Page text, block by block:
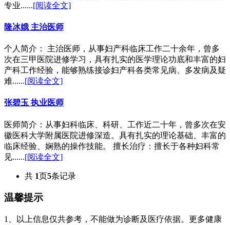
专业......[阅读全文]
隆冰娥 主治医师
个人简介： 主治医师，从事妇产科临床工作二十余年，曾多
次在三甲医院进修学习，具有扎实的医学理论功底和丰富的妇
产科工作经验，能够熟练接诊妇产科各类常见病、多发病及疑
难......[阅读全文]
张碧玉 执业医师
医师简介：从事妇科临床、科研、工作近二十年，曾多次在安
徽医科大学附属医院进修深造。具有扎实的理论基础、丰富的
临床经验、娴熟的操作技能。 擅长治疗：擅长于各种妇科常
见......[阅读全文]
共 1页5条记录
温馨提示
1、以上信息仅共参考，不能做为诊断及医疗依据。更多健康